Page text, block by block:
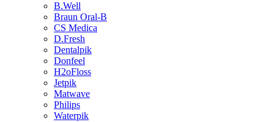
B.Well
Braun Oral-B
CS Medica
D.Fresh
Dentalpik
Donfeel
H2oFloss
Jetpik
Matwave
Philips
Waterpik